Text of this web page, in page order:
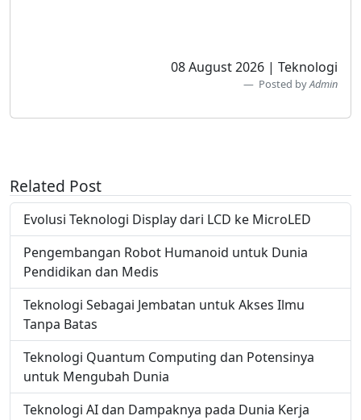
08 August 2026 | Teknologi
Posted byAdmin
Related Post
Evolusi Teknologi Display dari LCD ke MicroLED
Pengembangan Robot Humanoid untuk Dunia
Pendidikan dan Medis
Teknologi Sebagai Jembatan untuk Akses Ilmu
Tanpa Batas
Teknologi Quantum Computing dan Potensinya
untuk Mengubah Dunia
Teknologi AI dan Dampaknya pada Dunia Kerja